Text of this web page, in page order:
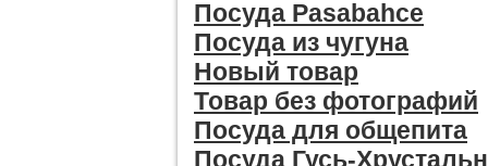
Посуда Pasabahce
Посуда из чугуна
Новый товар
Товар без фотографий
Посуда для общепита
Посуда Гусь-